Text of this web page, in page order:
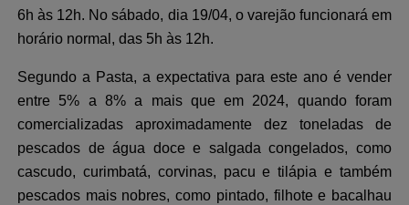
6h às 12h. No sábado, dia 19/04, o varejão funcionará em
horário normal, das 5h às 12h.
Segundo a Pasta, a expectativa para este ano é vender
entre 5% a 8% a mais que em 2024, quando foram
comercializadas aproximadamente dez toneladas de
pescados de água doce e salgada congelados, como
cascudo, curimbatá, corvinas, pacu e tilápia e também
pescados mais nobres, como pintado, filhote e bacalhau